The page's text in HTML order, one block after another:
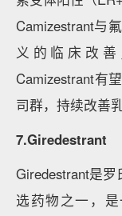
Camizestrant与
义的临床改善
Camizestrant有
司群，持续改善
7.Giredestrant
Giredestrant是
选药物之一，